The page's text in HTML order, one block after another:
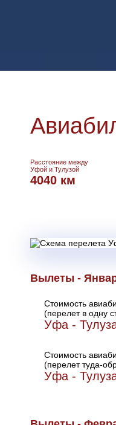
Расстояние между
Уфой и Тулузой
4040 км
Вылеты -
Стоимость
(перелет в одну
Уфа -
Стоимость
(перелет туда-
Уфа -